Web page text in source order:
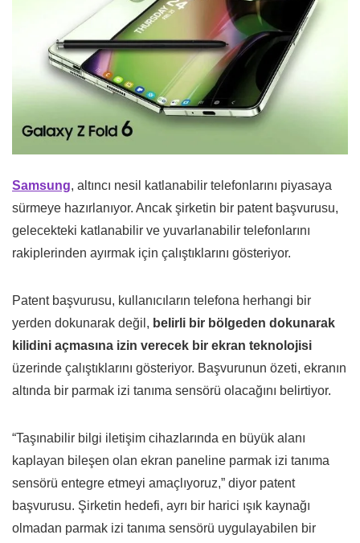
Samsung, altıncı nesil katlanabilir telefonlarını piyasaya
sürmeye hazırlanıyor. Ancak şirketin bir patent başvurusu,
gelecekteki katlanabilir ve yuvarlanabilir telefonlarını
rakiplerinden ayırmak için çalıştıklarını gösteriyor.
Patent başvurusu, kullanıcıların telefona herhangi bir
yerden dokunarak değil, belirli bir bölgeden dokunarak
kilidini açmasına izin verecek bir ekran teknolojisi
üzerinde çalıştıklarını gösteriyor. Başvurunun özeti, ekranın
altında bir parmak izi tanıma sensörü olacağını belirtiyor.
“Taşınabilir bilgi iletişim cihazlarında en büyük alanı
kaplayan bileşen olan ekran paneline parmak izi tanıma
sensörü entegre etmeyi amaçlıyoruz,” diyor patent
başvurusu. Şirketin hedefi, ayrı bir harici ışık kaynağı
olmadan parmak izi tanıma sensörü uygulayabilen bir